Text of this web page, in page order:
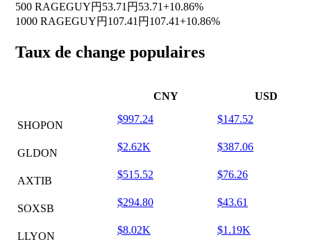
500 RAGEGUY円53.71 円53.71+10.86%
1000 RAGEGUY円107.41 円107.41+10.86%
Taux de change populaires
CNY USD
SHOPON
$997.24 $147.52
GLDON
$2.62K $387.06
AXTIB
$515.52 $76.26
SOXSB
$294.80 $43.61
LLYON
$8.02K $1.19K